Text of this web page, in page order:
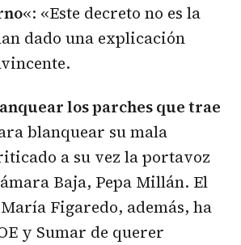
«: «Este decreto no es la
dado una explicación
los parches que trae
blanquear su mala
a su vez la portavoz
Baja, Pepa Millán. El
Figaredo, además, ha
y Sumar de querer